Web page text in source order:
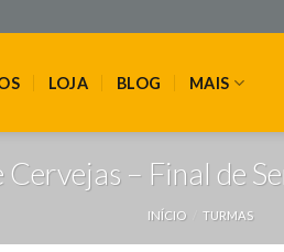
LOJA BLOG MAIS
Cervejas – Final de
INÍCIO TURMAS